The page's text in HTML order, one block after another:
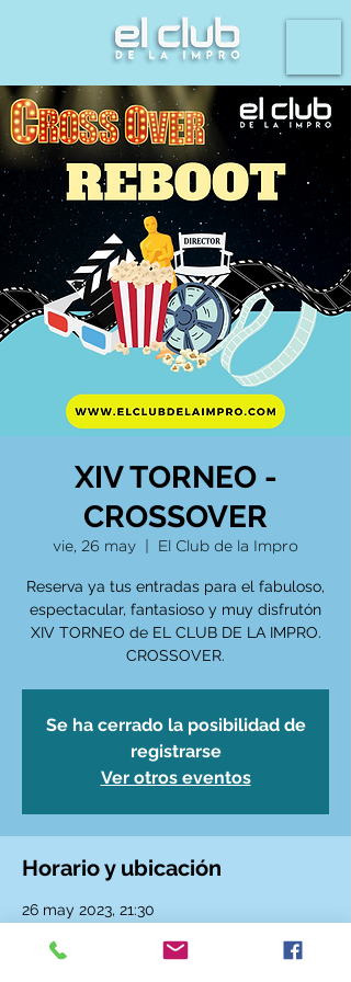
XIV TORNEO -
CROSSOVER
vie, 26 may El Club de la Impro
Reserva ya tus entradas para el fabuloso,
espectacular, fantasioso y muy disfrutón
XIV TORNEO de EL CLUB DE LA IMPRO.
CROSSOVER.
Se ha cerrado la posibilidad de
registrarse
Ver otros eventos
Horario y ubicación
26 may 2023, 21:30
28005 Madrid, España